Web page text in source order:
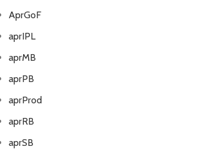
AprGoF
aprIPL
aprMB
aprPB
aprProd
aprRB
aprSB